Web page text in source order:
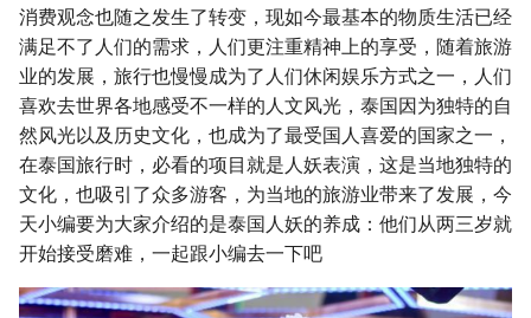
消费观念也随之发生了转变，现如今最基本的物质生活已经
满足不了人们的需求，人们更注重精神上的享受，随着旅游
业的发展，旅行也慢慢成为了人们休闲娱乐方式之一，人们
喜欢去世界各地感受不一样的人文风光，泰国因为独特的自
然风光以及历史文化，也成为了最受国人喜爱的国家之一，
在泰国旅行时，必看的项目就是人妖表演，这是当地独特的
文化，也吸引了众多游客，为当地的旅游业带来了发展，今
天小编要为大家介绍的是泰国人妖的养成：他们从两三岁就
开始接受磨难，一起跟小编去一下吧